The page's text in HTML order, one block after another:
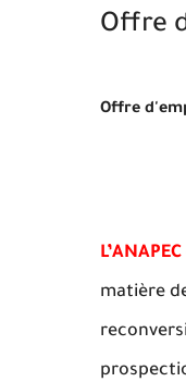
Offre
Offre
L’ANAPEC
matière